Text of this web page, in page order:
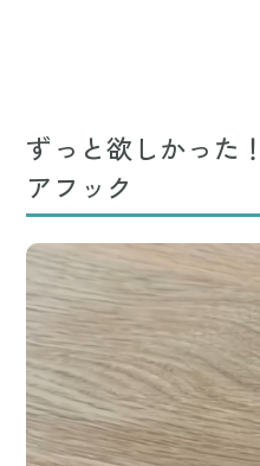
ずっと欲しかった
アフック